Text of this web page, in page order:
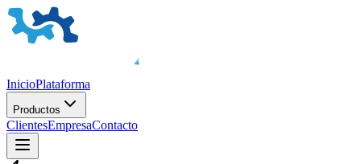
InicioPlataforma
Productos
ClientesEmpresaContacto